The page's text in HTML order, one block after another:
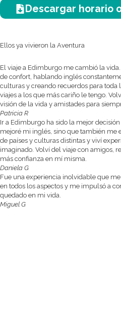
Descargar horario
Ellos ya vivieron la Aventura
El viaje a Edimburgo me cambió la
de confort, hablando inglés
culturas y creando recuerdos para toda
viajes a los que más cariño le tengo.
visión de la vida y amistades para
Patricia R
Ir a Edimburgo ha sido la mejor
mejoré mi inglés, sino que también me
de países y culturas distintas y viví
imaginado. Volví del viaje con amigos,
más confianza en mí misma.
Daniela G
Fue una experiencia inolvidable que
en todos los aspectos y me impulsó a
quedado en mi vida.
Miguel G